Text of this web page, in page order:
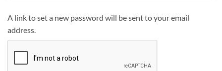
A link to set a new password will be sent to your email
address.